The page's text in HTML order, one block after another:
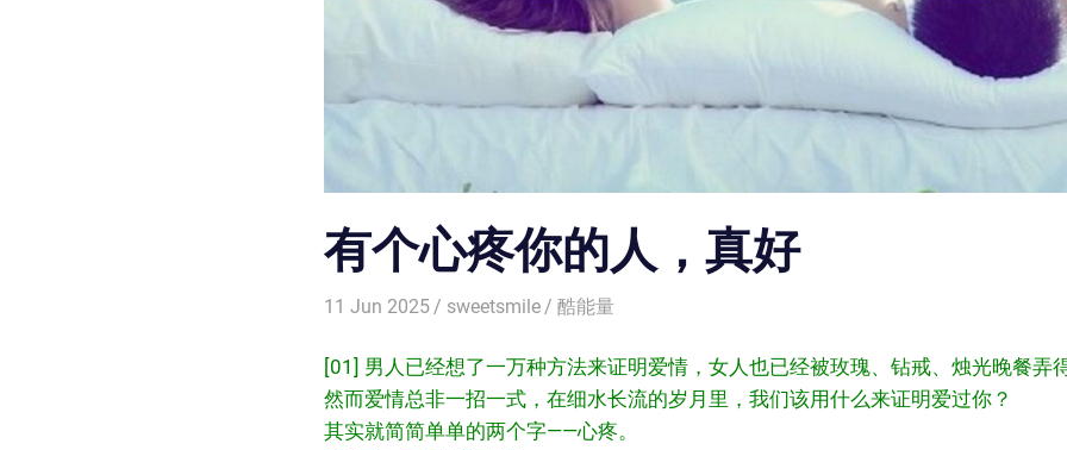
有个心疼你的人，真好
11 Jun 2025 sweetsmile 酷能量
[01] 男人已经想了一万种方法来证明爱情，女人也已经被玫瑰、钻戒、烛光晚餐弄
然而爱情总非一招一式，在细水长流的岁月里，我们该用什么来证明爱过你？
其实就简简单单的两个字——心疼。